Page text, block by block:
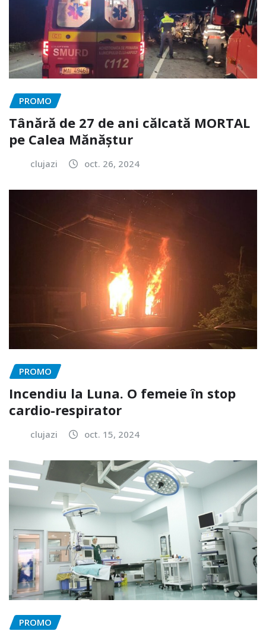
PROMO
Tânără de 27 de ani călcată MORTAL
pe Calea Mănăștur
clujazi oct. 26, 2024
PROMO
Incendiu la Luna. O femeie în stop
cardio-respirator
clujazi oct. 15, 2024
PROMO